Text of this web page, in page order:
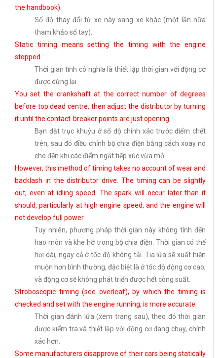
the handbook).
Số độ thay đổi từ xe này sang xe khác (một lần nữa
tham khảo sổ tay).
Static timing means setting the timing with the engine
stopped.
Thời gian tĩnh có nghĩa là thiết lập thời gian với động cơ
được dừng lại.
You set the crankshaft at the correct number of degrees
before top dead centre, then adjust the distributor by turning
it until the contact-breaker points are just opening.
Bạn đặt trục khuỷu ở số độ chính xác trước điểm chết
trên, sau đó điều chỉnh bộ chia điện bằng cách xoay nó
cho đến khi các điểm ngắt tiếp xúc vừa mở.
However, this method of timing takes no account of wear and
backlash in the distributor drive. The timing can be slightly
out, even at idling speed. The spark will occur later than it
should, particularly at high engine speed, and the engine will
not develop full power.
Tuy nhiên, phương pháp thời gian này không tính đến
hao mòn và khe hỡ trong bộ chia điện. Thời gian có thể
hơi dài, ngay cả ở tốc độ không tải. Tia lửa sẽ xuất hiện
muộn hơn bình thường, đặc biệt là ở tốc độ động cơ cao,
và động cơ sẽ không phát triển được hết công suất.
Stroboscopic timing (see overleaf), by which the timing is
checked and set with the engine running, is more accurate.
Thời gian đánh lửa (xem trang sau), theo đó thời gian
được kiểm tra và thiết lập với động cơ đang chạy, chính
xác hơn.
Some manufacturers disapprove of their cars being statically